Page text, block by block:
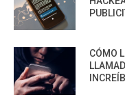
CÓMO